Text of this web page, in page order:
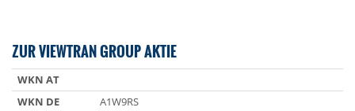
ZUR VIEWTRAN GROUP AKTIE
WKN AT
WKN DE
A1W9RS